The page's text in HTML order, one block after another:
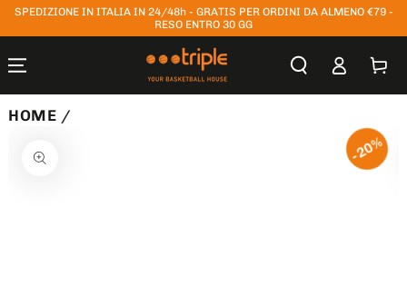
PASSA AL
SPEDIZIONE IN ITALIA IN 24/48h - GRATIS PER ORDINI DA ALMENO €79 -
RESO ENTRO 30 GG
AccessoCarrello
HOME /
20%
SUL PRODOTTO